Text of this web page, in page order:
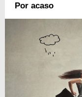
Por acaso